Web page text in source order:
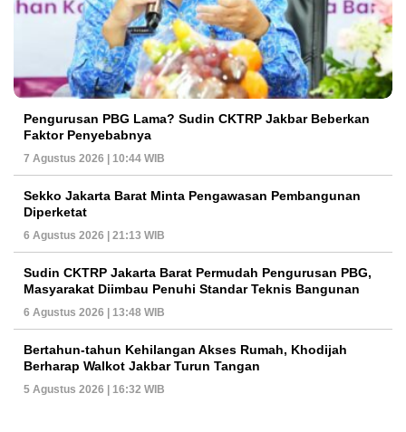
Pengurusan PBG Lama? Sudin CKTRP Jakbar Beberkan
Faktor Penyebabnya
7 Agustus 2026 | 10:44 WIB
Sekko Jakarta Barat Minta Pengawasan Pembangunan
Diperketat
6 Agustus 2026 | 21:13 WIB
Sudin CKTRP Jakarta Barat Permudah Pengurusan PBG,
Masyarakat Diimbau Penuhi Standar Teknis Bangunan
6 Agustus 2026 | 13:48 WIB
Bertahun-tahun Kehilangan Akses Rumah, Khodijah
Berharap Walkot Jakbar Turun Tangan
5 Agustus 2026 | 16:32 WIB